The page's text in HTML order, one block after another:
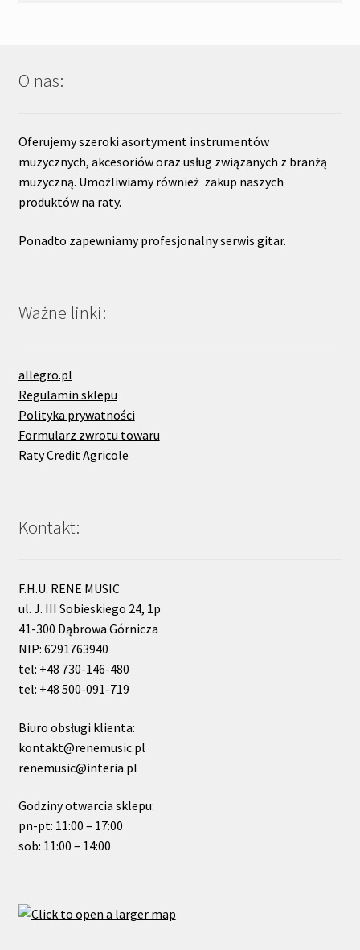
O nas:
Oferujemy szeroki asortyment instrumentów
muzycznych, akcesoriów oraz usług związanych z branżą
muzyczną. Umożliwiamy również zakup naszych
produktów na raty.
Ponadto zapewniamy profesjonalny serwis gitar.
Ważne linki:
allegro.pl
Regulamin sklepu
Polityka prywatności
Formularz zwrotu towaru
Raty Credit Agricole
Kontakt:
F.H.U. RENE MUSIC
ul. J. III Sobieskiego 24, 1p
41-300 Dąbrowa Górnicza
NIP: 6291763940
tel: +48 730-146-480
tel: +48 500-091-719
Biuro obsługi klienta:
kontakt@renemusic.pl
renemusic@interia.pl
Godziny otwarcia sklepu:
pn-pt: 11:00 – 17:00
sob: 11:00 – 14:00